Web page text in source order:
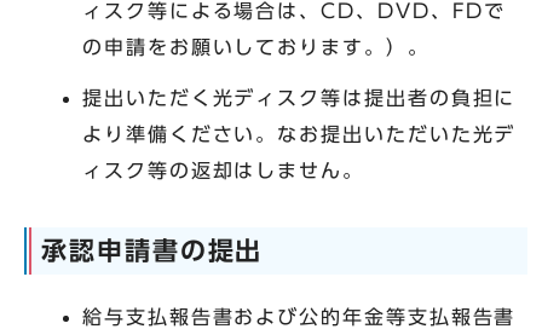
ィスク等による場合は、CD、DVD、FDで
の申請をお願いしております。）。
提出いただく光ディスク等は提出者の負担に
より準備ください。なお提出いただいた光デ
ィスク等の返却はしません。
承認申請書の提出
給与支払報告書および公的年金等支払報告書